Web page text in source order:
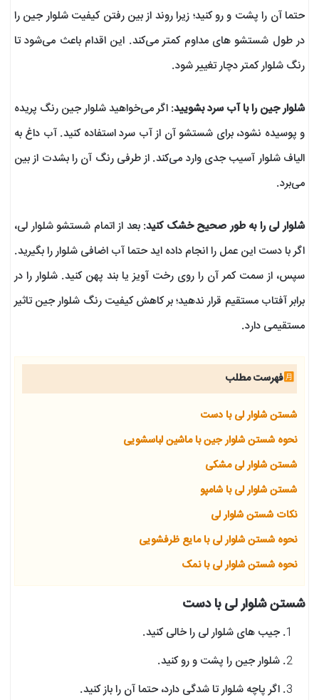
حتما آن را پشت و رو کنید؛ زیرا روند از بین رفتن کیفیت شلوار جین را
در طول شستشو های مداوم کمتر می‌کند. این اقدام باعث می‌شود تا
رنگ شلوار کمتر دچار تغییر شود.
شلوار جین را با آب سرد بشویید: اگر می‌خواهید شلوار جین رنگ پریده
و پوسیده نشود، برای شستشو آن از آب سرد استفاده کنید. آب داغ به
الیاف شلوار آسیب جدی وارد می‌کند. از طرفی رنگ آن را بشدت از بین
می‌برد.
شلوار لی را به طور صحیح خشک کنید: بعد از اتمام شستشو شلوار لی،
اگر با دست این عمل را انجام داده اید حتما آب اضافی شلوار را بگیرید.
سپس، از سمت کمر آن را روی رخت آویز یا بند پهن کنید. شلوار را در
برابر آفتاب مستقیم قرار ندهید؛ بر کاهش کیفیت رنگ شلوار جین تاثیر
مستقیمی دارد.
فهرست مطلب
شستن شلوار لی با دست
نحوه شستن شلوار جین با ماشین لباسشویی
شستن شلوار لی مشکی
شستن شلوار لی با شامپو
نکات شستن شلوار لی
نحوه شستن شلوار لی با مایع ظرفشویی
نحوه شستن شلوار لی با نمک
شستن شلوار لی با دست
جیب های شلوار لی را خالی کنید.
شلوار جین را پشت و رو کنید.
اگر پاچه شلوار تا شدگی دارد، حتما آن را باز کنید.